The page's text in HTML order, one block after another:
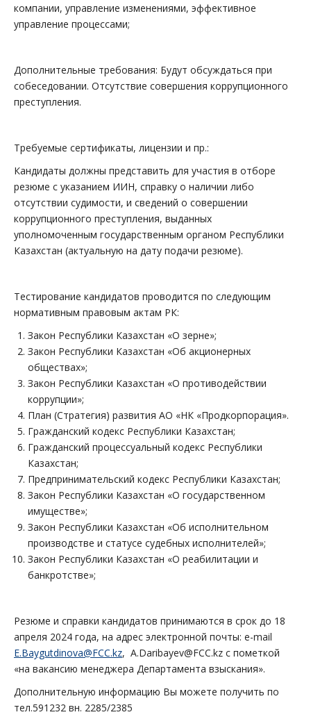
компании, управление изменениями, эффективное
управление процессами;
Дополнительные требования: Будут обсуждаться при
собеседовании. Отсутствие совершения коррупционного
преступления.
Требуемые сертификаты, лицензии и пр.:
Кандидаты должны представить для участия в отборе
резюме с указанием ИИН, справку о наличии либо
отсутствии судимости, и сведений о совершении
коррупционного преступления, выданных
уполномоченным государственным органом Республики
Казахстан (актуальную на дату подачи резюме).
Тестирование кандидатов проводится по следующим
нормативным правовым актам РК:
Закон Республики Казахстан «О зерне»;
Закон Республики Казахстан «Об акционерных
обществах»;
Закон Республики Казахстан «О противодействии
коррупции»;
План (Стратегия) развития АО «НК «Продкорпорация».
Гражданский кодекс Республики Казахстан;
Гражданский процессуальный кодекс Республики
Казахстан;
Предпринимательский кодекс Республики Казахстан;
Закон Республики Казахстан «О государственном
имуществе»;
Закон Республики Казахстан «Об исполнительном
производстве и статусе судебных исполнителей»;
Закон Республики Казахстан «О реабилитации и
банкротстве»;
Резюме и справки кандидатов принимаются в срок до 18
апреля 2024 года, на адрес электронной почты: e-mail
E.Baygutdinova@FCC.kz, A.Daribayev@FCC.kz с пометкой
«на вакансию менеджера Департамента взыскания».
Дополнительную информацию Вы можете получить по
тел.591232 вн. 2285/2385